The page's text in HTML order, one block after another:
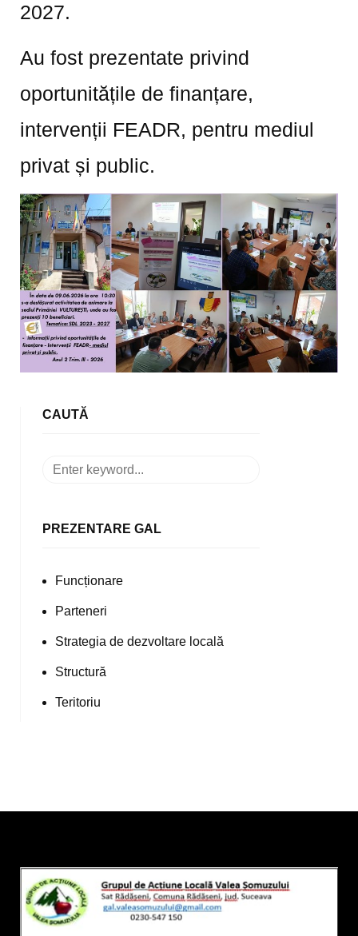
2027.
Au fost prezentate privind
oportunitățile de finanțare,
intervenții FEADR, pentru mediul
privat și public.
CAUTĂ
PREZENTARE GAL
Funcționare
Parteneri
Strategia de dezvoltare locală
Structură
Teritoriu